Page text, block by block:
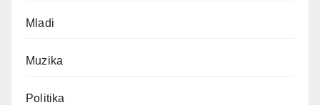
Mladi
Muzika
Politika